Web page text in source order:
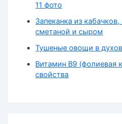
11 фото
Запеканка из
сметаной и сыром
Тушеные овощи в
Витамин В9 (фолиевая
свойства